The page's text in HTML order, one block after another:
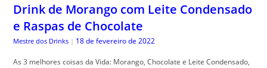
Drink de Morango com Leite Condensado
e Raspas de Chocolate
Mestre dos Drinks | 18 de fevereiro de 2022
As 3 melhores coisas da Vida: Morango, Chocolate e Leite Condensado,